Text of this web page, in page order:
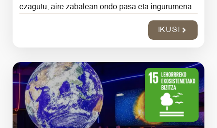
ezagutu, aire zabalean ondo pasa eta ingurumena
IKUSI